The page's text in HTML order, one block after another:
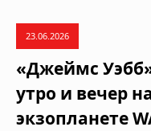
23.06.2026
«Джеймс
утро и вечер
экзопланете